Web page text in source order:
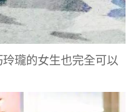
瓏的女生也完全可以